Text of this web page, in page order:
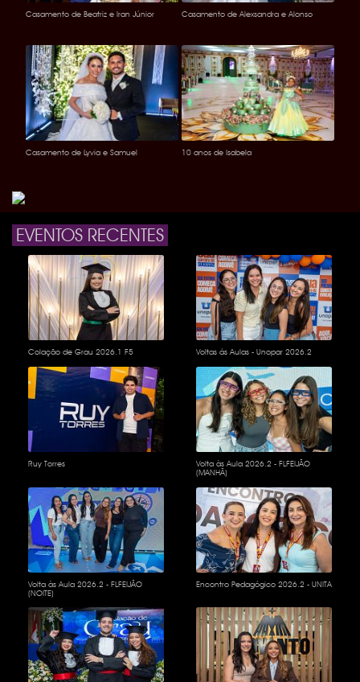
Casamento de Beatriz e Iran Júnior Casamento de Alexsandra e Alonso
Casamento de Lyvia e Samuel 10 anos de Isabela
EVENTOS RECENTES
Colação de Grau 2026.1 F5 Voltas ás Aulas - Unopar 2026.2
Ruy Torres
Volta às Aula 2026.2 - FLFEIJÃO
(MANHÃ)
Volta às Aula 2026.2 - FLFEIJÃO
(NOITE)
Encontro Pedagógico 2026.2 - UNITA